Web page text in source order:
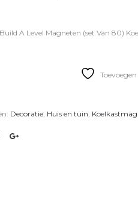
A Level Magneten (set Van 80)
Decoratie, Huis en tuin,